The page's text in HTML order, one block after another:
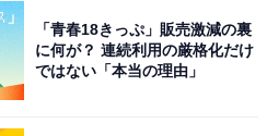
タープロフィール
「青春18きっぷ」販売激減の裏
に何が？ 連続利用の厳格化だけ
ではない「本当の理由」